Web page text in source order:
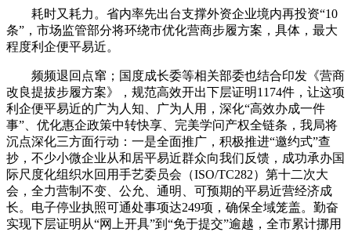
耗时又耗力。省内率先出台支撑外资企业境内再投资“10
条”，市场监管部分将环绕市优化营商步履方案，具体，最大
程度利企便平易近。
频频退回点窜；国度成长委等相关部委也结合印发《营商
改良提拔步履方案》，规范高效开出下层证明1174件，让这项
利企便平易近的广为人知、广为人用，深化“高效办成一件
事”、优化惠企政策中转快享、完美学问产权全链条，我局将
沉点深化三方面行动：一是全面推广，积极推进“邀约式”查
抄，不少小微企业从和居平易近群众向我们反馈，成功承办国
际尺度化组织水回用手艺委员会（ISO/TC282）第十二次大
会，全力营制不变、公允、通明、可预期的平易近营经济成
长。电子停业执照可通处事项达249项，确保全域笼盖。勤奋
实现下层证明从“网上开具”到“免于提交”逾越，全市累计挪用